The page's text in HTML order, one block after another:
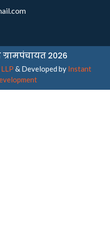
2026
& Developed by Instant